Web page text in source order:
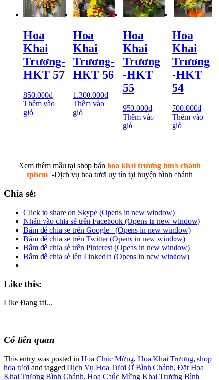
Hoa
Khai
Trương-
HKT 57
850.000₫
Thêm vào
giỏ
Hoa
Khai
Trương-
HKT 56
1.300.000₫
Thêm vào
giỏ
Hoa
Khai
Trương
-HKT
55
950.000₫
Thêm vào
giỏ
Hoa
Khai
Trương
-HKT
54
700.000₫
Thêm vào
giỏ
Xem thêm mẫu tại shop bán hoa khai trương bình chánh
tphcm -Dịch vụ hoa tươi uy tín tại huyện bình chánh
Chia sẻ:
Click to share on Skype (Opens in new window)
Nhấn vào chia sẻ trên Facebook (Opens in new window)
Bấm để chia sẻ trên Google+ (Opens in new window)
Bấm để chia sẻ trên Twitter (Opens in new window)
Bấm để chia sẻ trên Pinterest (Opens in new window)
Bấm để chia sẻ lên LinkedIn (Opens in new window)
Like this:
Like Đang tải...
Có liên quan
This entry was posted in Hoa Chúc Mừng, Hoa Khai Trương, shop
hoa tươi and tagged Dịch Vụ Hoa Tươi Ở Bình Chánh, Đặt Hoa
Khai Trương Bình Chánh, Hoa Chúc Mừng Khai Trương Bình